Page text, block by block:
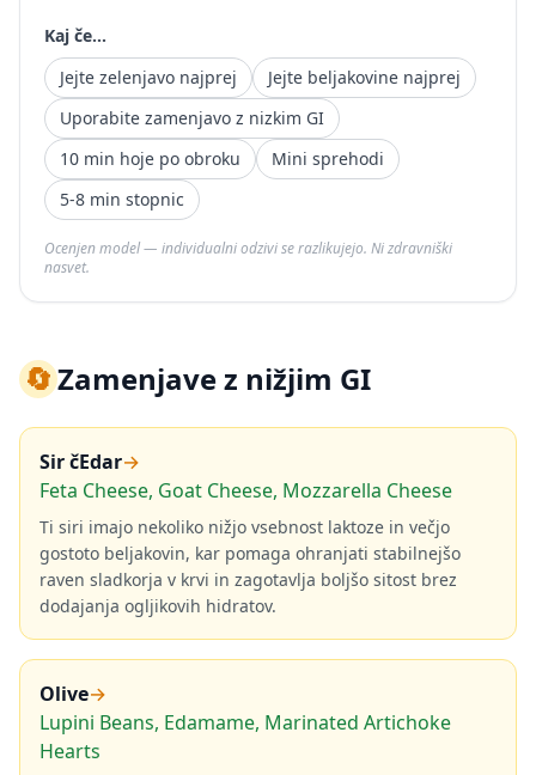
Kaj če...
Jejte zelenjavo najprej
Jejte beljakovine najprej
Uporabite zamenjavo z nizkim GI
10 min hoje po obroku
Mini sprehodi
5-8 min stopnic
Ocenjen model — individualni odzivi se razlikujejo. Ni zdravniški
nasvet.
🔄Zamenjave z nižjim GI
Sir čEdar→
Feta Cheese, Goat Cheese, Mozzarella Cheese
Ti siri imajo nekoliko nižjo vsebnost laktoze in večjo
gostoto beljakovin, kar pomaga ohranjati stabilnejšo
raven sladkorja v krvi in zagotavlja boljšo sitost brez
dodajanja ogljikovih hidratov.
Olive→
Lupini Beans, Edamame, Marinated Artichoke
Hearts